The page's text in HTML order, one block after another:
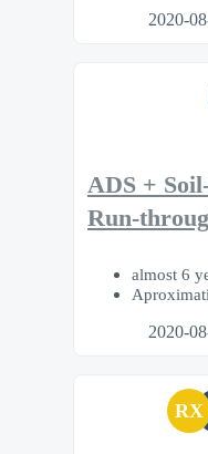
2020-
ADS +
Run-
almost 6
2020-
RX